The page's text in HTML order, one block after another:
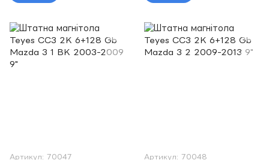
Артикул: 70047 Артикул: 70048